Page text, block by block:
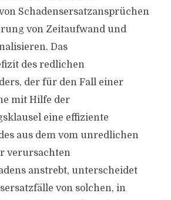
Schadensersatzansprüchen
von Zeitaufwand und
Das
des redlichen
der für den Fall einer
mit Hilfe der
eine effiziente
aus dem vom unredlichen
verursachten
anstrebt, unterscheidet
von solchen, in